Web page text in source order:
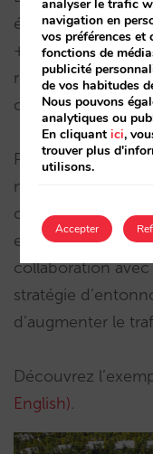
évidence une
+18% du chiffre
réservations pour
cours de cette
Pere Jordi Estivill,
numérique et
campagne, qui
environnements
collaboration
stratégie
d’augmenter le
Découvrez
English).
analyser le trafic
navigation en
vos préférences
fonctions de
publicité
de vos habitudes
Nous pouvons
analytiques ou
En cliquantici,
trouver plus
utilisons.
Accepter